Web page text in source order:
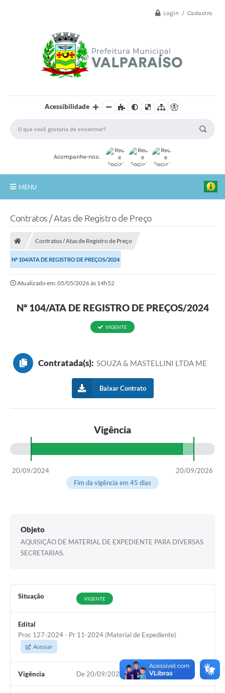
Login / Cadastro
Acessibilidade
Acompanhe-nos:
MENU
SECRETARIA E DEPARTAMENTOS
SIC
Diário Oficial
Serviços
Fale com o Prefeito
Audiências Públicas
Carta de Serviços
Secretarias
Projetos
Contas Públicas
Contratos / Atas de Registro de Preço
Contratos / Atas de Registro de Preço
Nº 104/ATA DE REGISTRO DE PREÇOS/2024
Atualizado em: 05/05/2026 às 14h52
Nº 104/ATA DE REGISTRO DE PREÇOS/2024
VIGENTE
Contratada(s): SOUZA & MASTELLINI LTDA ME
Baixar Contrato
Vigência
20/09/2024
20/09/2026
Fim da vigência em 45 dias
Objeto
AQUISIÇÃO DE MATERIAL DE EXPEDIENTE PARA DIVERSAS
SECRETARIAS.
Situação VIGENTE
Edital
Proc 127-2024 - Pr 11-2024 (Material de Expediente)
Acessar
Vigência De 20/09/2024 à 20/09/2026